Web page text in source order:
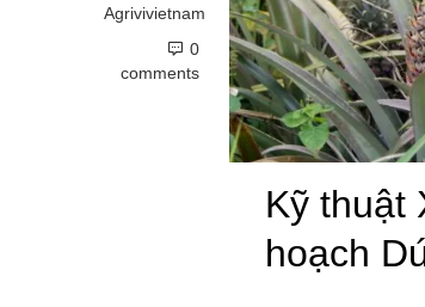
Agrivivietnam
0
comments
Kỹ thuật
hoạch